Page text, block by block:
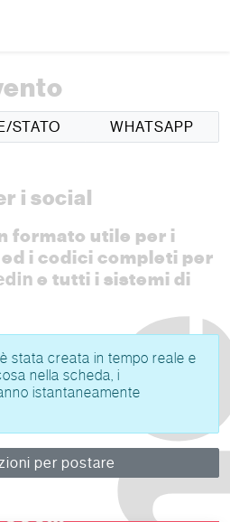
STATO WHATSAPP
i social
formato utile per i
ed i codici completi per
e tutti i sistemi di
stata creata in tempo reale e
nella scheda, i
istantaneamente
per postare